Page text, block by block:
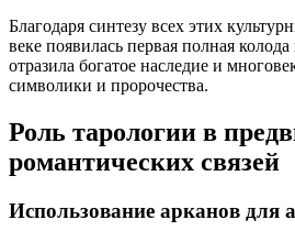
Благодаря синтезу всех этих
веке появилась первая полная
отразила богатое наследие и
символики и пророчества.
Роль тарологии в
романтических связей
Использование арканов для